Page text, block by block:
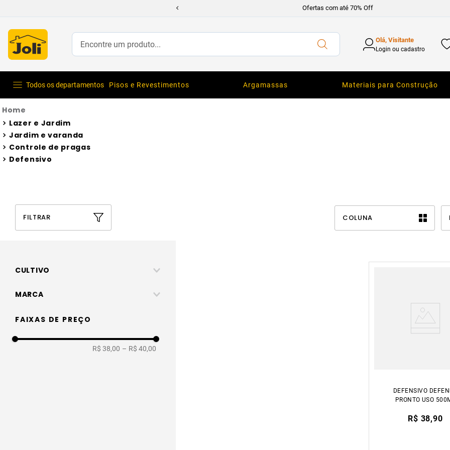
Ofertas com até 70% Off
Encontre um produto... Olá, Visitante
Login ou cadastro
Todos os departamentos Pisos e Revestimentos Argamassas Materiais para Construção
Lazer e Jardim
Jardim e varanda
Controle de pragas
Defensivo
COLUNA
FILTRAR
CULTIVO
Controle de Pragas
MARCA
Forth jardim
FAIXAS DE PREÇO
R$ 38,00 – R$ 40,00
DEFENSIVO
PRONTO USO
R$ 38,90